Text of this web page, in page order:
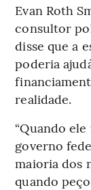
Evan Roth
consultor
disse que a
poderia
realidade.
“Quando
governo
maioria dos
quando peço